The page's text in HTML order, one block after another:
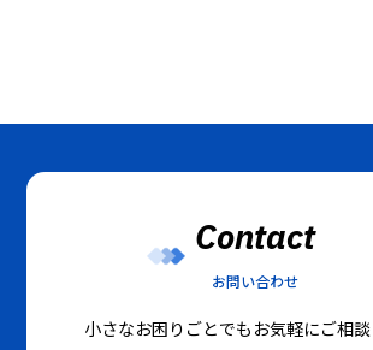
Contact
お問い合わせ
小さなお困りごとでもお気軽にご相談